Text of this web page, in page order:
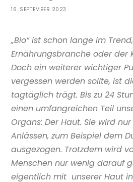
16. SEPTEMBER 2023
„Bio“ ist schon lange im
Ernährungsbranche oder der
Doch ein weiterer wichtiger
vergessen werden sollte, ist
tagtäglich trägt. Bis zu 24
einen umfangreichen Teil
Organs: Der Haut. Sie wird
Anlässen, zum Beispiel dem
ausgezogen. Trotzdem wird
Menschen nur wenig darauf
eigentlich mit unserer Haut